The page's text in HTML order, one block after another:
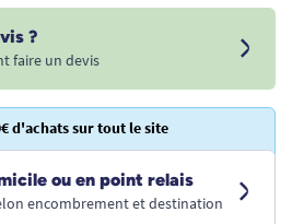
?
faire un devis
d'achats sur tout le site
ou en point relais
encombrement et destination